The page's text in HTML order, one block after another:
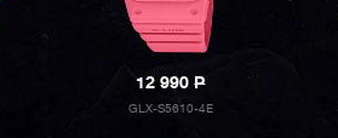
12 990P
GLX-S5610-4E